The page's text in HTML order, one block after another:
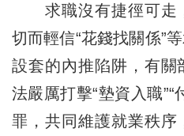
求職沒有捷徑可走
切而輕信“花錢找關係”
設套的內推陷阱，有關
法嚴厲打擊“墊資入職
罪，共同維護就業秩序